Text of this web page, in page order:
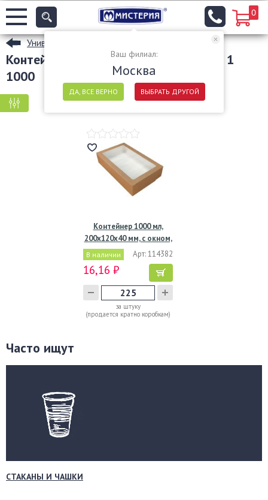
Ваш филиал:
Москва
ДА, ВСЕ ВЕРНО ВЫБРАТЬ ДРУГОЙ
0
Универсальные одноразовые контейнеры
Контейнеры из картона вместимость 1
1000
Контейнер 1000 мл,
200х120х40 мм, с окном,
В наличии Арт: 114382
16,16 ₽
за штуку
(продается кратно коробкам)
Часто ищут
СТАКАНЫ И ЧАШКИ